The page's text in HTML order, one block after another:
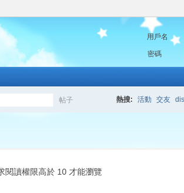
用戶名
密碼
帖子
索
熱搜: 活動 交友
閱讀權限高於 10 才能瀏覽